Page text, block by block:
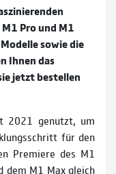
Pro und M1
sowie die
Ihnen das
jetzt bestellen
2021 genutzt, um
für den
Premiere des M1
dem M1 Max gleich